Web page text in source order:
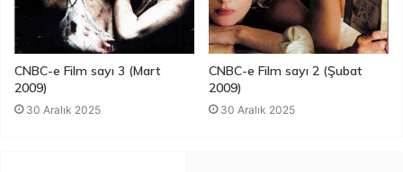
CNBC-e Film sayı 3 (Mart
2009)
30 Aralık 2025
CNBC-e Film sayı 2 (Şubat
2009)
30 Aralık 2025